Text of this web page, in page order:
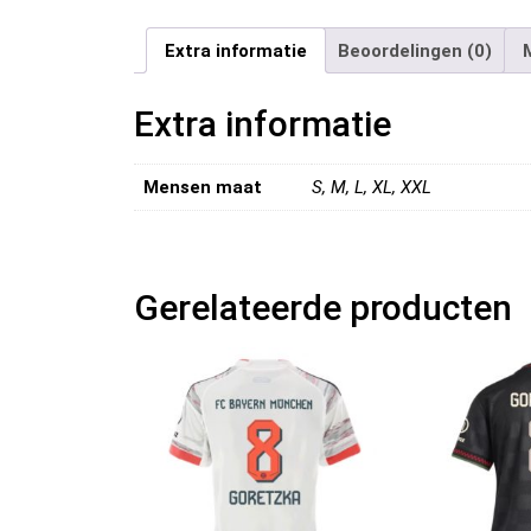
Extra informatie Beoordelingen (0)
Extra informatie
Mensen maat S, M, L, XL, XXL
Gerelateerde producten